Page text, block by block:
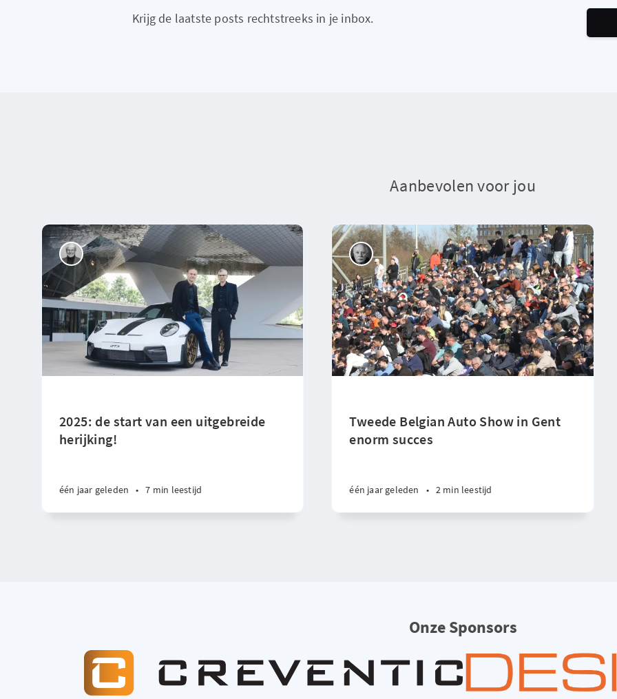
Krijg de laatste posts rechtstreeks in je inbox.
Aanbevolen voor jou
2025: de start van een uitgebreide
herijking!
één jaar geleden • 7 min leestijd
Tweede Belgian Auto Show in Gent
enorm succes
één jaar geleden • 2 min leestijd
Onze Sponsors